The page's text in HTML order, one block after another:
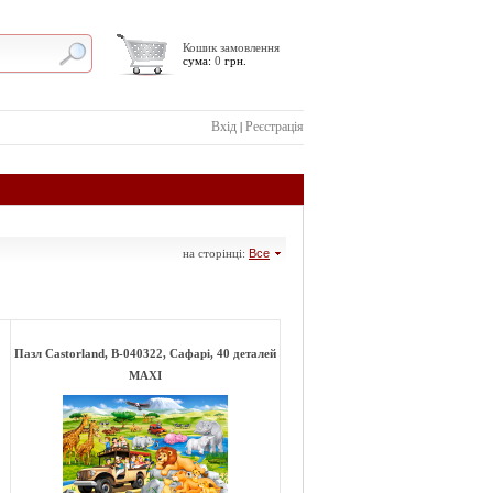
Кошик замовлення
сума: 0 грн.
Вхід | Реєстрація
на сторінці: Все
Пазл Castorland, В-040322, Сафарі, 40 деталей
MAXI